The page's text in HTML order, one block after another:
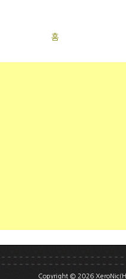
홈
Copyright © 2026